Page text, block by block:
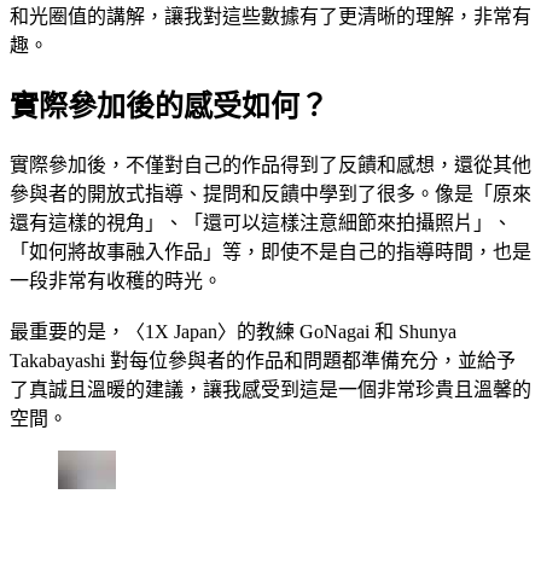
和光圈值的講解，讓我對這些數據有了更清晰的理解，非常有
趣。
實際參加後的感受如何？
實際參加後，不僅對自己的作品得到了反饋和感想，還從其他
參與者的開放式指導、提問和反饋中學到了很多。像是「原來
還有這樣的視角」、「還可以這樣注意細節來拍攝照片」、
「如何將故事融入作品」等，即使不是自己的指導時間，也是
一段非常有收穫的時光。
最重要的是，〈1X Japan〉的教練 GoNagai 和 Shunya
Takabayashi 對每位參與者的作品和問題都準備充分，並給予
了真誠且溫暖的建議，讓我感受到這是一個非常珍貴且溫馨的
空間。